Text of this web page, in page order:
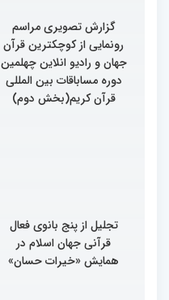
گزارش تصویری مراسم
رونمایی از کوچکترین قرآن
جهان و رادیو انلاین چهلمین
دوره مساباقات بین المللی
قرآن کریم(بخش دوم)
تجلیل از پنج بانوی فعال
قرآنی جهان اسلام در
همایش «خیرات حسان»